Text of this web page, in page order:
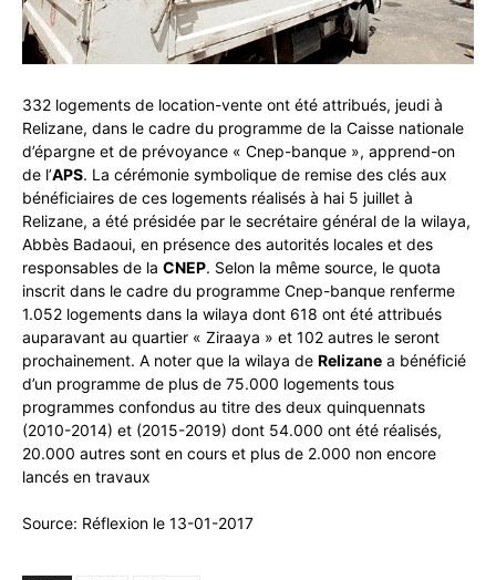
332 logements de location-vente ont été attribués, jeudi à
Relizane, dans le cadre du programme de la Caisse nationale
d’épargne et de prévoyance « Cnep-banque », apprend-on
de l’APS. La cérémonie symbolique de remise des clés aux
bénéficiaires de ces logements réalisés à hai 5 juillet à
Relizane, a été présidée par le secrétaire général de la wilaya,
Abbès Badaoui, en présence des autorités locales et des
responsables de la CNEP. Selon la même source, le quota
inscrit dans le cadre du programme Cnep-banque renferme
1.052 logements dans la wilaya dont 618 ont été attribués
auparavant au quartier « Ziraaya » et 102 autres le seront
prochainement. A noter que la wilaya de Relizane a bénéficié
d’un programme de plus de 75.000 logements tous
programmes confondus au titre des deux quinquennats
(2010-2014) et (2015-2019) dont 54.000 ont été réalisés,
20.000 autres sont en cours et plus de 2.000 non encore
lancés en travaux
Source: Réflexion le 13-01-2017